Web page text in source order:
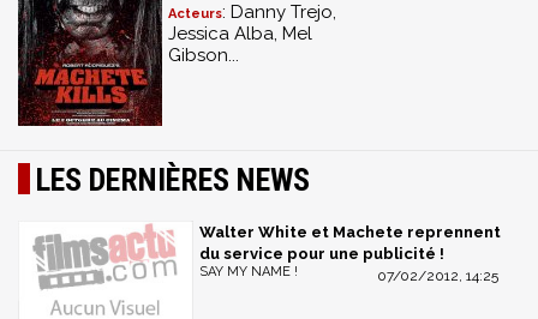
Acteurs: Danny Trejo,
Jessica Alba, Mel
Gibson...
LES DERNIÈRES NEWS
Walter White et Machete reprennent
du service pour une publicité !
07/02/2012, 14:25
SAY MY NAME !